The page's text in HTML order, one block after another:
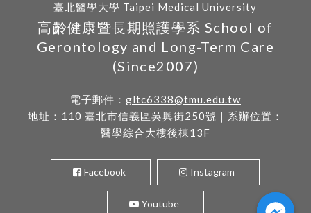
臺北醫學大學 Taipei Medical University
高齡健康暨長期照護學系 School of
Gerontology and Long-Term Care
(Since2007)
電子郵件： gltc6338@tmu.edu.tw
地址： 110 臺北市信義區吳興街250號 ｜系辦位置：
醫學綜合大樓後棟13F
Facebook Instagram
Youtube